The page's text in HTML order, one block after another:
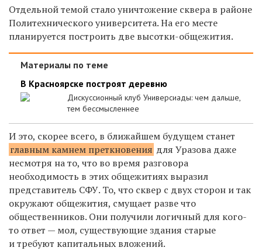
Отдельной темой стало уничтожение сквера в районе
Политехнического университета. На его месте
планируется построить две высотки-общежития.
Материалы по теме
В Красноярске построят деревню
Дискуссионный клуб Универсиады: чем дальше,
тем бессмысленнее
И это, скорее всего, в ближайшем будущем станет
главным камнем преткновения для Уразова даже
несмотря на то, что во время разговора
необходимость в этих общежитиях выразил
представитель СФУ. То, что сквер с двух сторон и так
окружают общежития, смущает разве что
общественников. Они получили логичный для кого-
то ответ — мол, существующие здания старые
и требуют капитальных вложений.